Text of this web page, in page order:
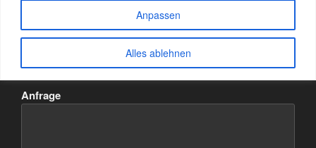
Anpassen
Alles ablehnen
Deine E-Mail-Adresse (Pflichtfeld)
Anfrage